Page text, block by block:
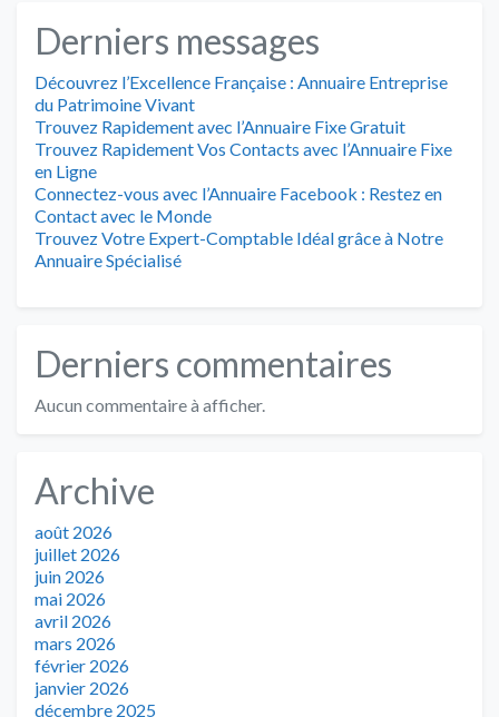
Derniers messages
Découvrez l’Excellence Française : Annuaire Entreprise
du Patrimoine Vivant
Trouvez Rapidement avec l’Annuaire Fixe Gratuit
Trouvez Rapidement Vos Contacts avec l’Annuaire Fixe
en Ligne
Connectez-vous avec l’Annuaire Facebook : Restez en
Contact avec le Monde
Trouvez Votre Expert-Comptable Idéal grâce à Notre
Annuaire Spécialisé
Derniers commentaires
Aucun commentaire à afficher.
Archive
août 2026
juillet 2026
juin 2026
mai 2026
avril 2026
mars 2026
février 2026
janvier 2026
décembre 2025